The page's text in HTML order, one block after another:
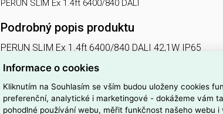
PERUN SLIM Ex 1.4ft 6400/840 DALI
Podrobný popis produktu
PERUN SLIM Ex 1.4ft 6400/840 DALI 42,1W IP65
svítidlo průmyslové do prostředí s nebezpečím
nerez. klipy,
PERUN SLIM Ex NM
Informace o cookies
Kliknutím na Souhlasím se vším budou uloženy cookies
preferenční, analytické i marketingové - dokážeme vám
pohodlné používání webu, měřit funkčnost našeho webu i